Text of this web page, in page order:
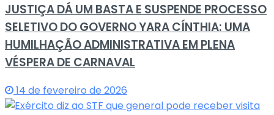
JUSTIÇA DÁ UM BASTA E SUSPENDE PROCESSO
SELETIVO DO GOVERNO YARA CÍNTHIA: UMA
HUMILHAÇÃO ADMINISTRATIVA EM PLENA
VÉSPERA DE CARNAVAL
14 de fevereiro de 2026